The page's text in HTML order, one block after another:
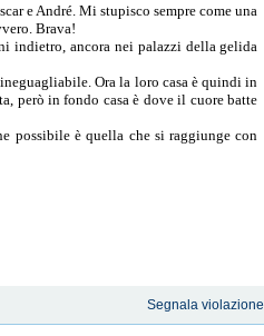
e André. Mi stupisco sempre come una
Brava!
indietro, ancora nei palazzi della gelida
Ora la loro casa è quindi in
però in fondo casa è dove il cuore batte
possibile è quella che si raggiunge con
Segnala violazione